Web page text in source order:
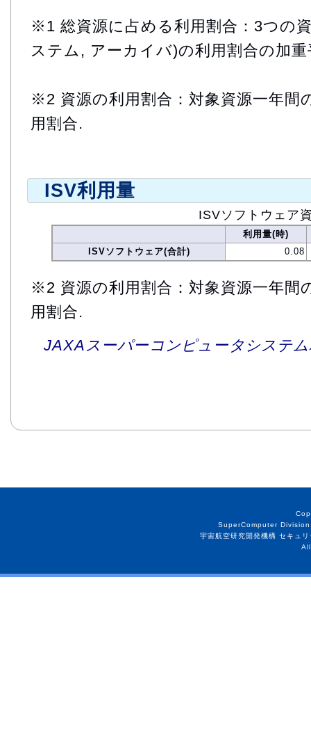
※1 総資源に占める利用割合：3つの
ステム, アーカイバ)の利用割合の加重
※2 資源の利用割合：対象資源一年間
用割合.
ISV利用量
ISVソフトウェア
利用量(時)
ISVソフトウェア(合計)
0.08
※2 資源の利用割合：対象資源一年間
用割合.
JAXAスーパーコンピュータシステ
SuperComputer
宇宙航空研究開発機構 セキュ